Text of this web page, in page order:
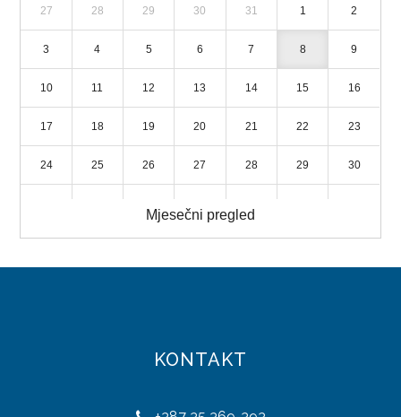
27 28 29 30 31 1 2
3 4 5 6 7 8 9
10 11 12 13 14 15 16
17 18 19 20 21 22 23
24 25 26 27 28 29 30
Mjesečni pregled
KONTAKT
TURISTIČKA SIGNALIZACIJA
LICENCIRANE PUTNIČKE AGENCIJE
TURISTIČKE ZAJEDNICE
STRATEGIJA RAZVOJA TURIZMA
DIREKCIJA ROBNIH REZERVI